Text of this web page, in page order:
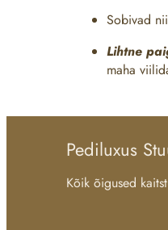
Sobivad
Lihtne
maha
Pediluxus
Kõik õigused